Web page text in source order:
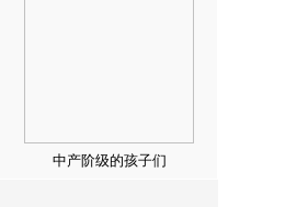
中产阶级的孩子们